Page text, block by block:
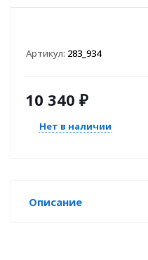
Артикул: 283_934
10 340 ₽
Нет в наличии
Описание